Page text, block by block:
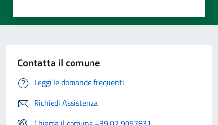
Contatta il comune
Leggi le domande frequenti
Richiedi Assistenza